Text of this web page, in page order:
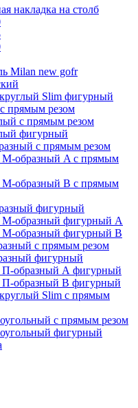
накладка на столб
Milan new gofr
Slim фигурный
прямым резом
с прямым резом
фигурный
с прямым резом
образный A с прямым
образный B с прямым
фигурный
образный фигурный A
образный фигурный B
с прямым резом
фигурный
образный А фигурный
образный В фигурный
Slim с прямым
с прямым резом
фигурный